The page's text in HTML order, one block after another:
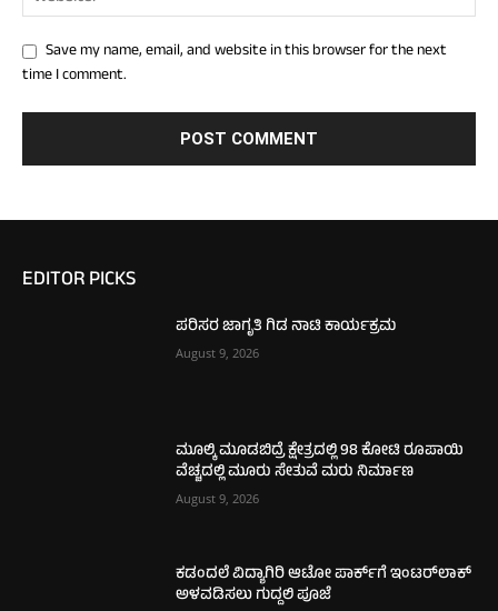
Save my name, email, and website in this browser for the next
time I comment.
EDITOR PICKS
ಪರಿಸರ ಜಾಗೃತಿ ಗಿಡ ನಾಟಿ ಕಾರ್ಯಕ್ರಮ
August 9, 2026
ಮೂಲ್ಕಿ ಮೂಡಬಿದ್ರೆ ಕ್ಷೇತ್ರದಲ್ಲಿ 98 ಕೋಟಿ ರೂಪಾಯಿ
ವೆಚ್ಚದಲ್ಲಿ ಮೂರು ಸೇತುವೆ ಮರು ನಿರ್ಮಾಣ
August 9, 2026
ಕಡಂದಲೆ ವಿದ್ಯಾಗಿರಿ ಆಟೋ ಪಾರ್ಕ್‌ಗೆ ಇಂಟರ್‌ಲಾಕ್
ಅಳವಡಿಸಲು ಗುದ್ದಲಿ ಪೂಜೆ